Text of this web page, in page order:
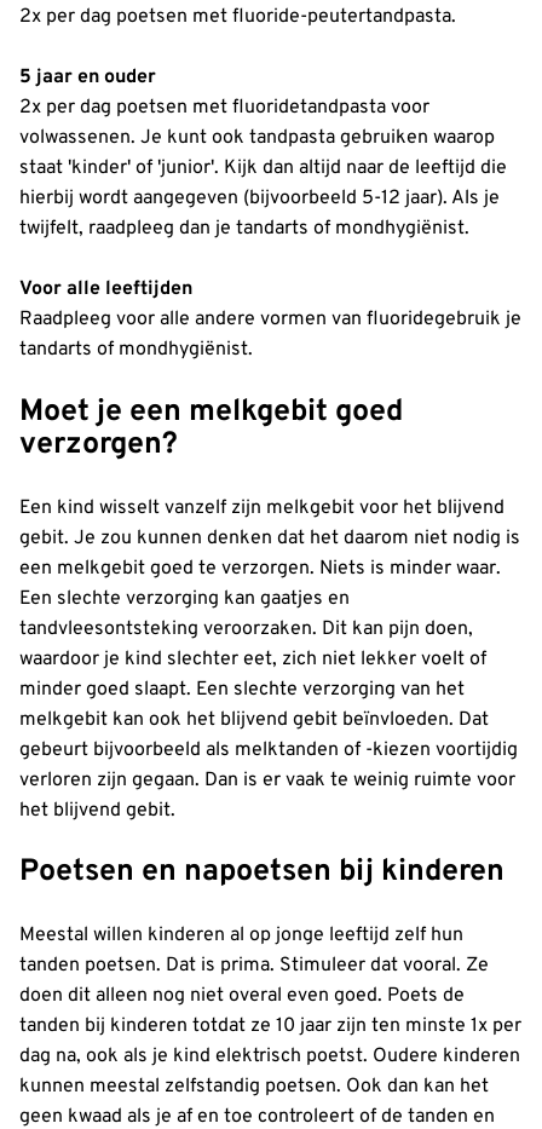
2x per dag poetsen met fluoride-peutertandpasta.
5 jaar en ouder
2x per dag poetsen met fluoridetandpasta voor
volwassenen. Je kunt ook tandpasta gebruiken waarop
staat 'kinder' of 'junior'. Kijk dan altijd naar de leeftijd die
hierbij wordt aangegeven (bijvoorbeeld 5-12 jaar). Als je
twijfelt, raadpleeg dan je tandarts of mondhygiënist.
Voor alle leeftijden
Raadpleeg voor alle andere vormen van fluoridegebruik je
tandarts of mondhygiënist.
Moet je een melkgebit goed
verzorgen?
Een kind wisselt vanzelf zijn melkgebit voor het blijvend
gebit. Je zou kunnen denken dat het daarom niet nodig is
een melkgebit goed te verzorgen. Niets is minder waar.
Een slechte verzorging kan gaatjes en
tandvleesontsteking veroorzaken. Dit kan pijn doen,
waardoor je kind slechter eet, zich niet lekker voelt of
minder goed slaapt. Een slechte verzorging van het
melkgebit kan ook het blijvend gebit beïnvloeden. Dat
gebeurt bijvoorbeeld als melktanden of -kiezen voortijdig
verloren zijn gegaan. Dan is er vaak te weinig ruimte voor
het blijvend gebit.
Poetsen en napoetsen bij kinderen
Meestal willen kinderen al op jonge leeftijd zelf hun
tanden poetsen. Dat is prima. Stimuleer dat vooral. Ze
doen dit alleen nog niet overal even goed. Poets de
tanden bij kinderen totdat ze 10 jaar zijn ten minste 1x per
dag na, ook als je kind elektrisch poetst. Oudere kinderen
kunnen meestal zelfstandig poetsen. Ook dan kan het
geen kwaad als je af en toe controleert of de tanden en